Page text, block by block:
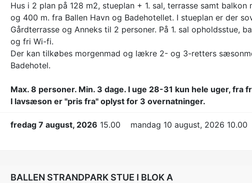
Hus i 2 plan på 128 m2, stueplan + 1. sal, terrasse samt
og 400 m. fra Ballen Havn og Badehotellet. I stueplan er der
Gårdterrasse og Anneks til 2 personer. På 1. sal opholdsstue,
og fri Wi-fi.
Der kan tilkøbes morgenmad og lækre 2- og 3-retters
Badehotel.
Max. 8 personer. Min. 3 dage. I uge 28-31 kun hele uger, fra
I lavsæson er "pris fra" oplyst for 3 overnatninger.
fredag 7 august, 2026 15.00 mandag 10 august, 2026 10.00
BALLEN STRANDPARK STUE I BLOK A